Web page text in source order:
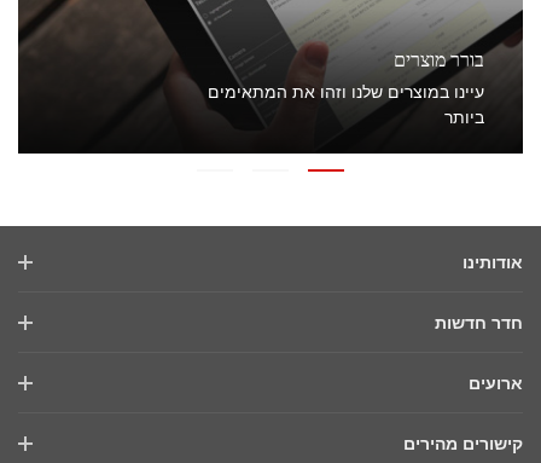
בורר מוצרים
עיינו במוצרים שלנו וזהו את המתאימים
ביותר
אודותינו
אבטחת סייבר
חדר חדשות
סיפורי הצלחה
ארועים
קישורים מהירים